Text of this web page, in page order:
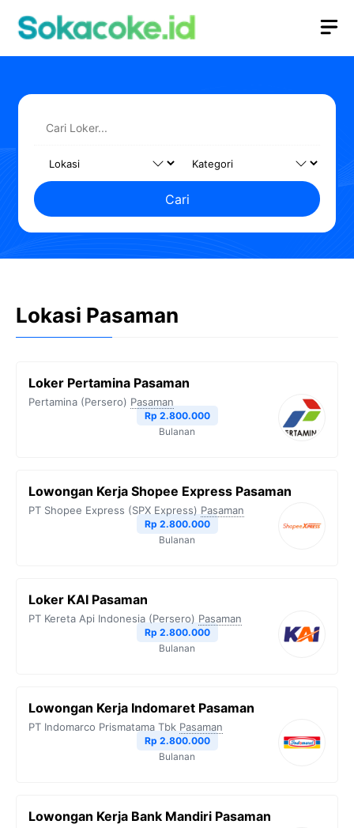
Cari
Lokasi Pasaman
Loker Pertamina Pasaman
Pertamina (Persero) Pasaman
Rp 2.800.000
Bulanan
Lowongan Kerja Shopee Express Pasaman
PT Shopee Express (SPX Express) Pasaman
Rp 2.800.000
Bulanan
Loker KAI Pasaman
PT Kereta Api Indonesia (Persero) Pasaman
Rp 2.800.000
Bulanan
Lowongan Kerja Indomaret Pasaman
PT Indomarco Prismatama Tbk Pasaman
Rp 2.800.000
Bulanan
Lowongan Kerja Bank Mandiri Pasaman